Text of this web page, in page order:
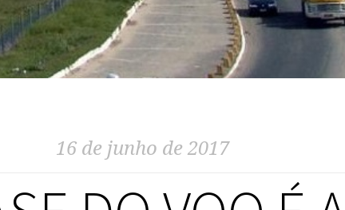
16 de junho de 2017